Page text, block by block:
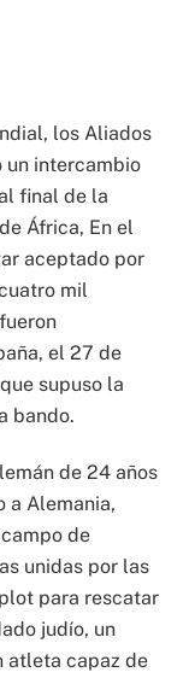
los Aliados
un intercambio
final de la
África, En el
aceptado por
mil
el 27 de
supuso la
bando.
de 24 años
a Alemania,
de
unidas por las
para rescatar
judío, un
atleta capaz de